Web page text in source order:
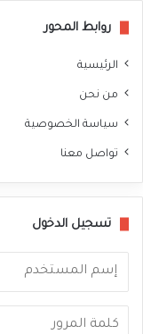
روابط المحور
الرئيسية
من نحن
سياسة الخصوصية
تواصل معنا
تسجيل الدخول